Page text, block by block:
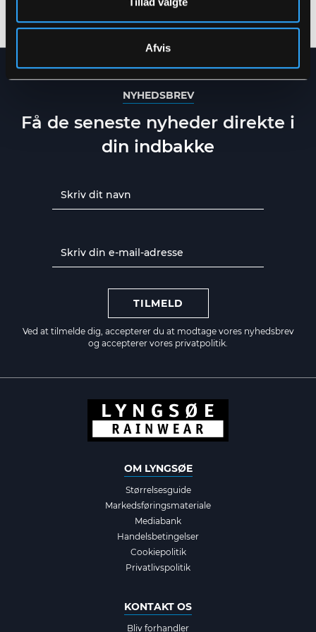
Afvis
S - 5XL
NYHEDSBREV
Få de seneste nyheder direkte i
din indbakke
TILMELD
Ved at tilmelde dig, accepterer du at modtage vores nyhedsbrev
og accepterer vores privatpolitik.
OM LYNGSØE
Størrelsesguide
Markedsføringsmateriale
Mediabank
Handelsbetingelser
Cookiepolitik
Privatlivspolitik
KONTAKT OS
Bliv forhandler